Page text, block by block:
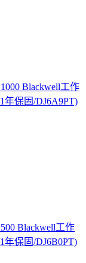
Blackwell工作
年保固/DJ6A9PT)
Blackwell工作
年保固/DJ6B0PT)